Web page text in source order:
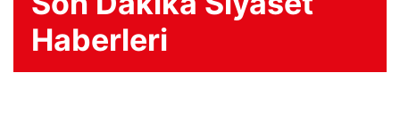
Haberleri